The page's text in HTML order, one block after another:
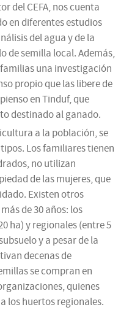
del CEFA, nos cuenta
en diferentes estudios
del agua y de la
de semilla local. Además,
una investigación
propio que las libere de
en Tinduf, que
destinado al ganado.
a la población, se
Los familiares tienen
no utilizan
de las mujeres, que
Existen otros
de 30 años: los
ha) y regionales (entre 5
y a pesar de la
decenas de
se compran en
quienes
los huertos regionales.